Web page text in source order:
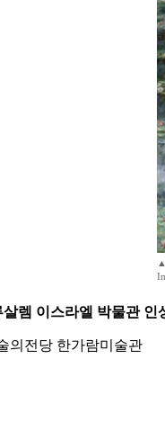
렘 이스라엘 박물관 인
의전당 한가람미술관